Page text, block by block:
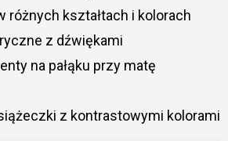
różnych kształtach i kolorach
z dźwiękami
na pałąku przy matę
z kontrastowymi kolorami